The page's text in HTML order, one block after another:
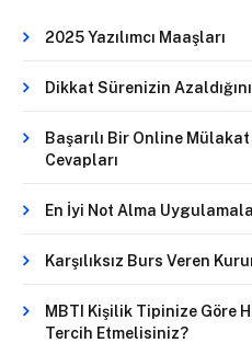
2025 Yazılımcı Maaşları
Dikkat Sürenizin
Başarılı Bir Online
Cevapları
En İyi Not Alma
Karşılıksız Burs Veren
MBTI Kişilik Tipinize Göre
Tercih Etmelisiniz?